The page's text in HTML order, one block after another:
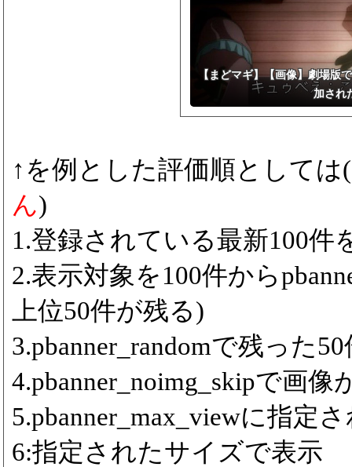
【まどマギ】【画像】劇場版
加され
↑を例とした評価順としては(
ん)
1.登録されている最新100件
2.表示対象を100件から
上位50件が残る)
3.pbanner_randomで残った
4.pbanner_noimg_skipで画
5.pbanner_max_viewに指定
6:指定されたサイズで表示